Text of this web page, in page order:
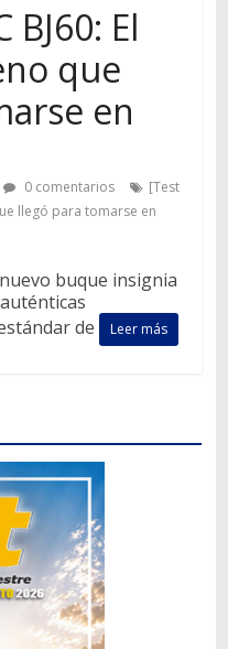
BJ60: El
que
en
0 comentarios
[Test
llegó para tomarse en
buque insignia
de
Leer más